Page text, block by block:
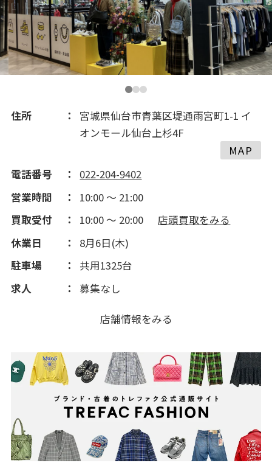
住所
宮城県仙台市青葉区堤通雨宮町1-1 イ
オンモール仙台上杉4F
MAP
電話番号
022-204-9402
営業時間
10:00 ～ 21:00
買取受付
10:00 ～ 20:00
店頭買取をみる
休業日
8月6日(木)
駐車場
共用1325台
求人
募集なし
店舗情報をみる